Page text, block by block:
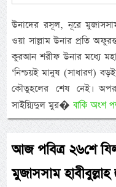
উনাদের রসূল, নূরে
ওয়া সাল্লাম উনার প্রতি
কুরআন শরীফ উনার মধ্যে
‘নিশ্চয়ই মানুষ (সাধারণ)
কৌতুহলের শেষ নেই।
সাইয়্যিদুল মুর�বাকি অংশ
আজ পবিত্র ২৬শে
মুজাসসাম